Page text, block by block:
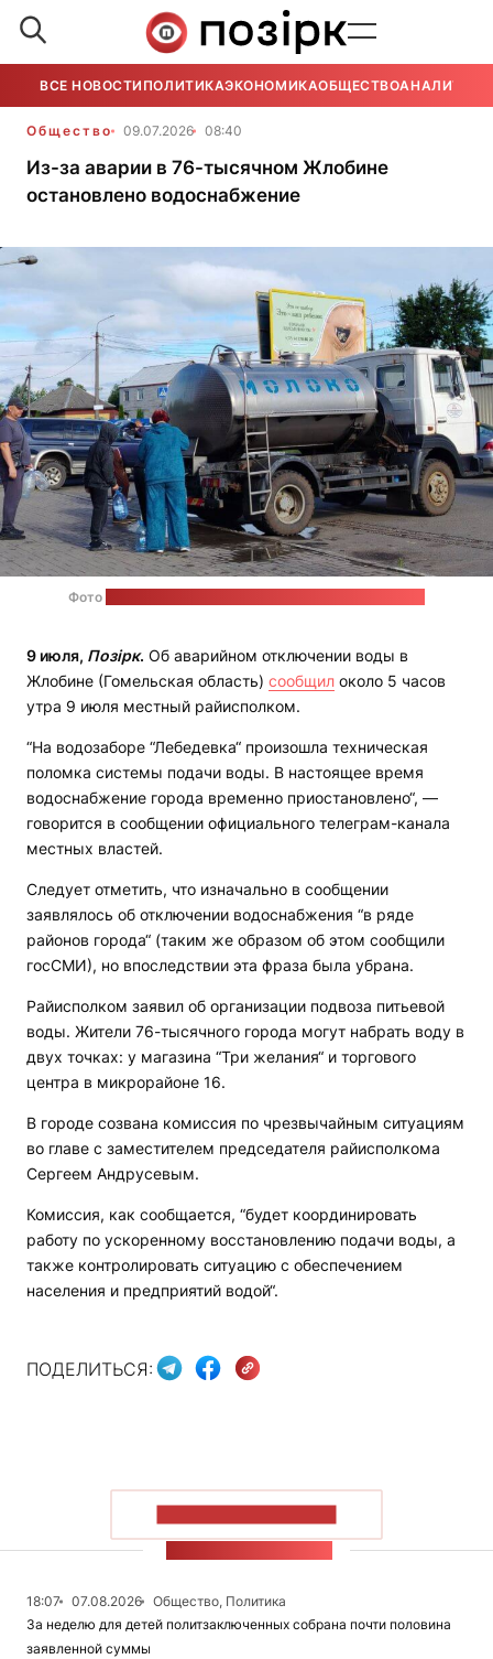
ВСЕ НОВОСТИ ПОЛИТИКАЭКОНОМИКАОБЩЕСТВОАНАЛИТИКА
Общество 09.07.2026 08:40
Из-за аварии в 76-тысячном Жлобине
остановлено водоснабжение
Фото
9 июля, Позірк. Об аварийном отключении воды в
Жлобине (Гомельская область) сообщил около 5 часов
утра 9 июля местный райисполком.
“На водозаборе “Лебедевка“ произошла техническая
поломка системы подачи воды. В настоящее время
водоснабжение города временно приостановлено“, —
говорится в сообщении официального телеграм-канала
местных властей.
Следует отметить, что изначально в сообщении
заявлялось об отключении водоснабжения “в ряде
районов города“ (таким же образом об этом сообщили
госСМИ), но впоследствии эта фраза была убрана.
Райисполком заявил об организации подвоза питьевой
воды. Жители 76-тысячного города могут набрать воду в
двух точках: у магазина “Три желания“ и торгового
центра в микрорайоне 16.
В городе созвана комиссия по чрезвычайным ситуациям
во главе с заместителем председателя райисполкома
Сергеем Андрусевым.
Комиссия, как сообщается, “будет координировать
работу по ускоренному восстановлению подачи воды, а
также контролировать ситуацию с обеспечением
населения и предприятий водой“.
ПОДЕЛИТЬСЯ:
18:07 07.08.2026
Общество, Политика
За неделю для детей политзаключенных собрана почти половина
заявленной суммы